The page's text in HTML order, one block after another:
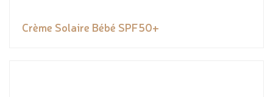
Crème Solaire Bébé SPF50+